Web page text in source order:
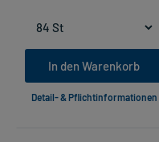
In den Warenkorb
Detail- & Pflichtinformationen